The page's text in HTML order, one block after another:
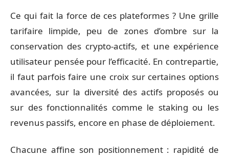
Ce qui fait la force de ces plateformes ? Une grille
tarifaire limpide, peu de zones d’ombre sur la
conservation des crypto-actifs, et une expérience
utilisateur pensée pour l’efficacité. En contrepartie,
il faut parfois faire une croix sur certaines options
avancées, sur la diversité des actifs proposés ou
sur des fonctionnalités comme le staking ou les
revenus passifs, encore en phase de déploiement.
Chacune affine son positionnement : rapidité de